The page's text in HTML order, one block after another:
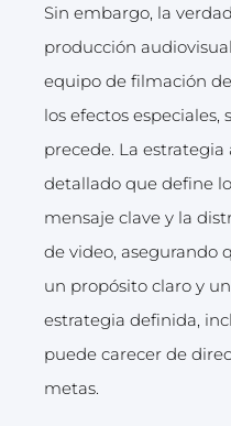
Sin embargo, la
producción
equipo de filmación
los efectos
precede. La
detallado que define
mensaje clave y la
de video, asegurando
un propósito claro y
estrategia definida,
puede carecer de
metas.